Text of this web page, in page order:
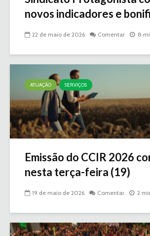
novos indicadores e
22 de maio de 2026 Comentar 8
ATUAÇÃO SERVIÇOS
Emissão do CCIR 2026
nesta terça-feira (19)
19 de maio de 2026 Comentar 2